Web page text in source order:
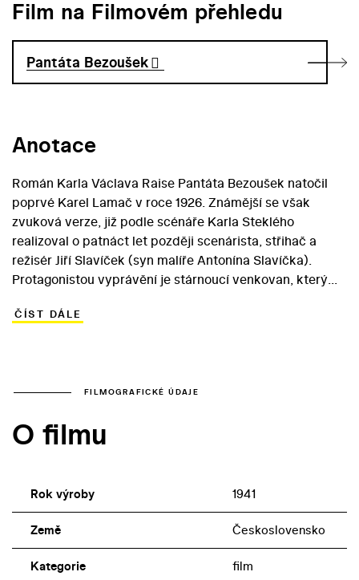
Film na Filmovém přehledu
Pantáta Bezoušek
Anotace
Román Karla Václava Raise Pantáta Bezoušek natočil
poprvé Karel Lamač v roce 1926. Známější se však
zvuková verze, již podle scénáře Karla Steklého
realizoval o patnáct let později scenárista, střihač a
režisér Jiří Slavíček (syn malíře Antonína Slavíčka).
Protagonistou vyprávění je stárnoucí venkovan, který
(Ladislav Boháč). Prostoduchý Bezoušek (Jaroslav
Matulová). Ta navzdory přání přísného otce (Karel
… Film silně apeloval na vlastenecké city
Německá cenzura reagovala okamžitým zákazem
veškerých vlasteneckých tendencí v českém filmu.
ČÍST DÁLE
FILMOGRAFICKÉ ÚDAJE
O filmu
Rok výroby 1941
Země Československo
Kategorie film